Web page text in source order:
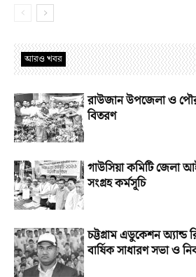
আরও খবর
রাউজান উপজেলা ও
বিতরণ
গাউসিয়া কমিটি জেলা
সংগ্রহ কর্মসূচি
চট্টগ্রাম এডুকেশন অ্যান্ড
বার্ষিক সাধারণ সভা ও